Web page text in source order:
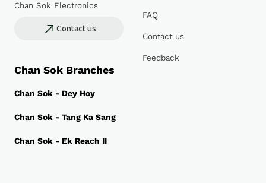
Chan Sok Electronics
Contact us
Chan Sok Branches
Chan Sok - Dey Hoy
Chan Sok - Tang Ka Sang
Chan Sok - Ek Reach II
FAQ
Contact us
Feedback